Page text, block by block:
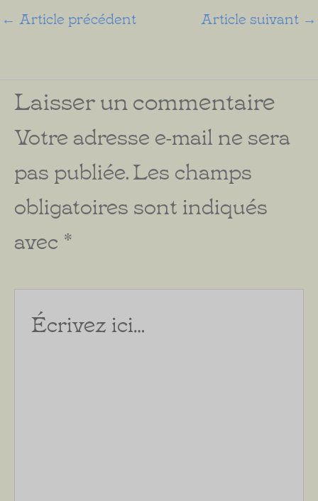
← Article précédent Article suivant →
Laisser un commentaire
Votre adresse e-mail ne sera
pas publiée.Les champs
obligatoires sont indiqués
avec *
Écrivez
ici…